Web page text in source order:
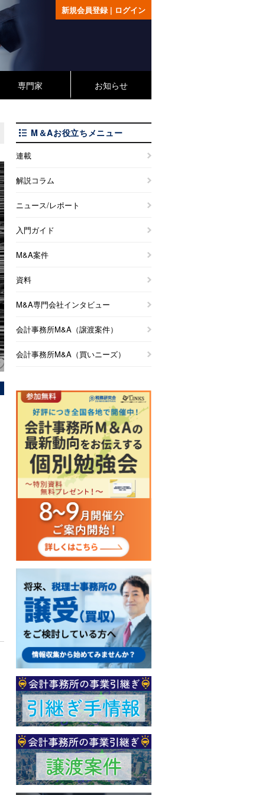
新規会員登録| ログイン
専門家 お知らせ
M＆Aお役立ちメニュー
連載
解説コラム
ニュース/レポート
入門ガイド
M&A案件
資料
M&A専門会社インタビュー
会計事務所M&A（譲渡案件）
会計事務所M&A（買いニーズ）